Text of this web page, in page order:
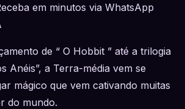
em minutos via WhatsApp
de “ O Hobbit ” até a trilogia
Anéis”, a Terra-média vem se
mágico que vem cativando muitas
do mundo.